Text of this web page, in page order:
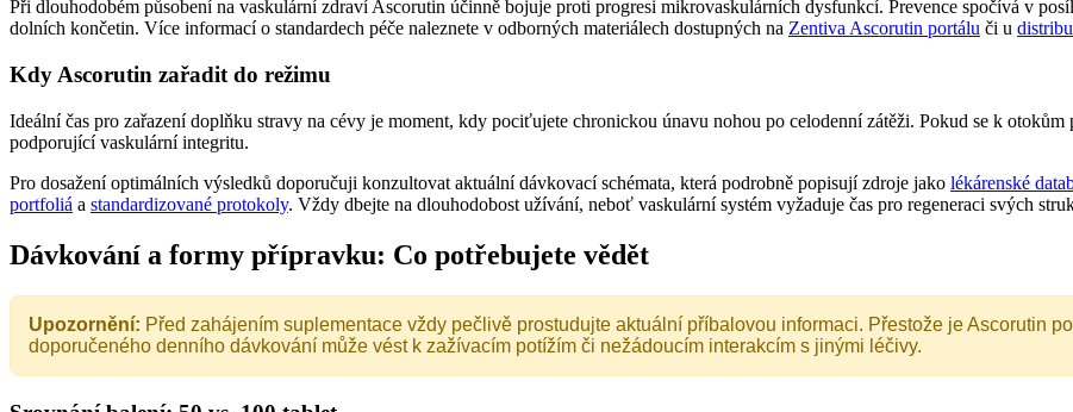
Při dlouhodobém působení na vaskulární zdraví Ascorutin účinně bojuje proti progresi mikrovaskulárních dysfunkcí. Prevence spočívá v
dolních končetin. Více informací o standardech péče naleznete v odborných materiálech dostupných na Zentiva Ascorutin portálu či u
Kdy Ascorutin zařadit do režimu
Ideální čas pro zařazení doplňku stravy na cévy je moment, kdy pociťujete chronickou únavu nohou po celodenní zátěži. Pokud se k
podporující vaskulární integritu.
Pro dosažení optimálních výsledků doporučuji konzultovat aktuální dávkovací schémata, která podrobně popisují zdroje jako lékárenské
portfoliá a standardizované protokoly. Vždy dbejte na dlouhodobost užívání, neboť vaskulární systém vyžaduje čas pro regeneraci svých
Dávkování a formy přípravku: Co potřebujete vědět
Upozornění: Před zahájením suplementace vždy pečlivě prostudujte aktuální příbalovou informaci. Přestože je Ascorutin
doporučeného denního dávkování může vést k zažívacím potížím či nežádoucím interakcím s jinými léčivy.